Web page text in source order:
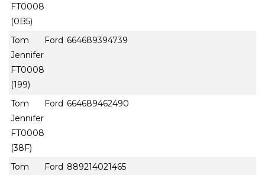
FT0008
(0B5)
Tom Ford
Jennifer
FT0008
(199)
664689394739
Tom Ford
Jennifer
FT0008
(38F)
664689462490
Tom Ford 889214021465